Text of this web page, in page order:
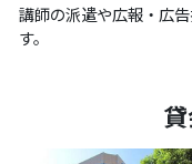
講師の派遣や広報・広
す。